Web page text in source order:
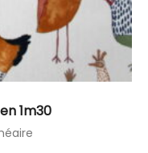
1m30